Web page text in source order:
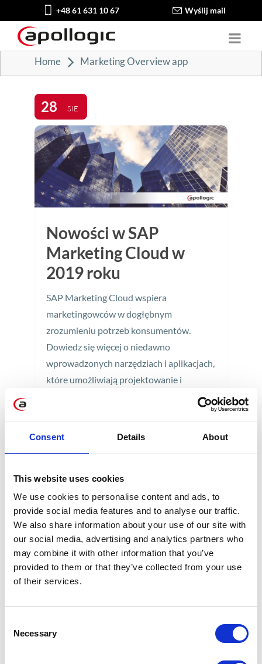
Consent Details About
This website uses cookies
We use cookies to personalise content and ads, to
provide social media features and to analyse our traffic.
We also share information about your use of our site with
our social media, advertising and analytics partners who
may combine it with other information that you’ve
provided to them or that they’ve collected from your use
of their services.
Selection
Necessary
+48 61 631 10 67 Wyślij mail
Home Marketing Overview app
28 SIE
Nowości w SAP
Marketing Cloud w
2019 roku
SAP Marketing Cloud wspiera
marketingowców w dogłębnym
zrozumieniu potrzeb konsumentów.
Dowiedz się więcej o niedawno
wprowadzonych narzędziach i aplikacjach,
które umożliwiają projektowanie i
3 min
KATEGORIE